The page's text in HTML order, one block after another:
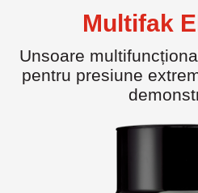
Multifak
Unsoare
pentru presiune